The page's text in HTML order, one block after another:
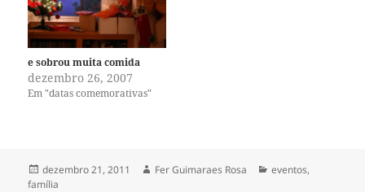
e sobrou muita comida
dezembro 26, 2007
Em "datas comemorativas"
Publicado
em
dezembro 21, 2011 Autor
Fer Guimaraes Rosa Categorias
eventos,
família